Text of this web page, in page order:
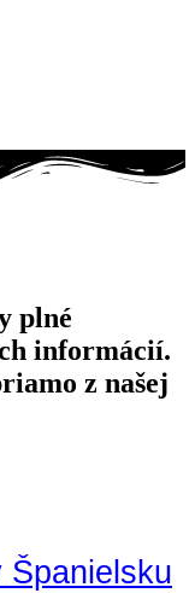
plné
informácií.
z našej
Španielsku